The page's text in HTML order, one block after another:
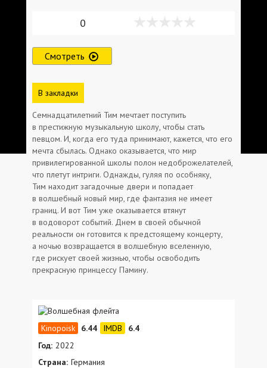
0
Смотреть
В закладки
Семнадцатилетний Тим мечтает поступить
в престижную музыкальную школу, чтобы стать
певцом. И, когда его туда принимают, кажется, что его
мечта сбылась. Однако оказывается, что мир
привилегированной школы полон недоброжелателей,
что плетут интриги. Однажды, гуляя по особняку,
Тим находит загадочные двери и попадает
в волшебный новый мир, где фантазия не имеет
границ. И вот Тим уже оказывается втянут
в водоворот событий. Днем в своей обычной
реальности он готовится к предстоящему концерту,
а ночью возвращается в волшебную вселенную,
где рискует своей жизнью, чтобы освободить
прекрасную принцессу Памину.
6.44
6.4
Год: 2022
Страна: Германия